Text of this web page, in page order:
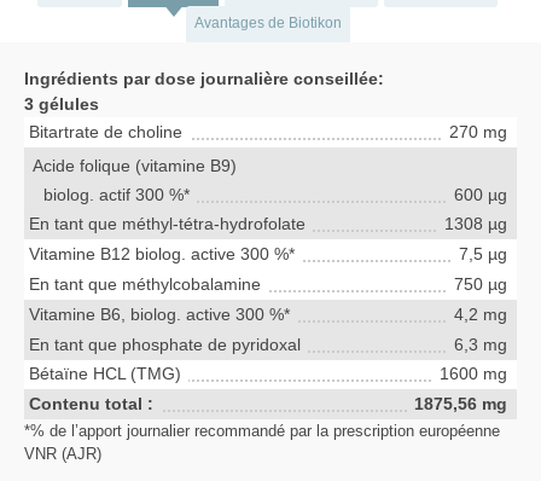
Avantages de Biotikon
Ingrédients par dose journalière conseillée:
3 gélules
Bitartrate de choline
270 mg
Acide folique (vitamine B9)
biolog. actif 300 %*
600 µg
En tant que méthyl-tétra-hydrofolate
1308 µg
Vitamine B12 biolog. active 300 %*
7,5 µg
En tant que méthylcobalamine
750 µg
Vitamine B6, biolog. active 300 %*
4,2 mg
En tant que phosphate de pyridoxal
6,3 mg
Bétaïne HCL (TMG)
1600 mg
Contenu total :
1875,56 mg
*% de l’apport journalier recommandé par la prescription européenne
VNR (AJR)